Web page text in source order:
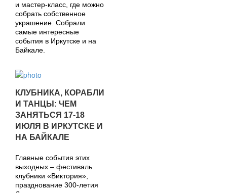
и мастер-класс, где можно
собрать собственное
украшение. Собрали
самые интересные
события в Иркутске и на
Байкале.
КЛУБНИКА, КОРАБЛИ
И ТАНЦЫ: ЧЕМ
ЗАНЯТЬСЯ 17-18
ИЮЛЯ В ИРКУТСКЕ И
НА БАЙКАЛЕ
Главные события этих
выходных – фестиваль
клубники «Виктория»,
празднование 300-летия